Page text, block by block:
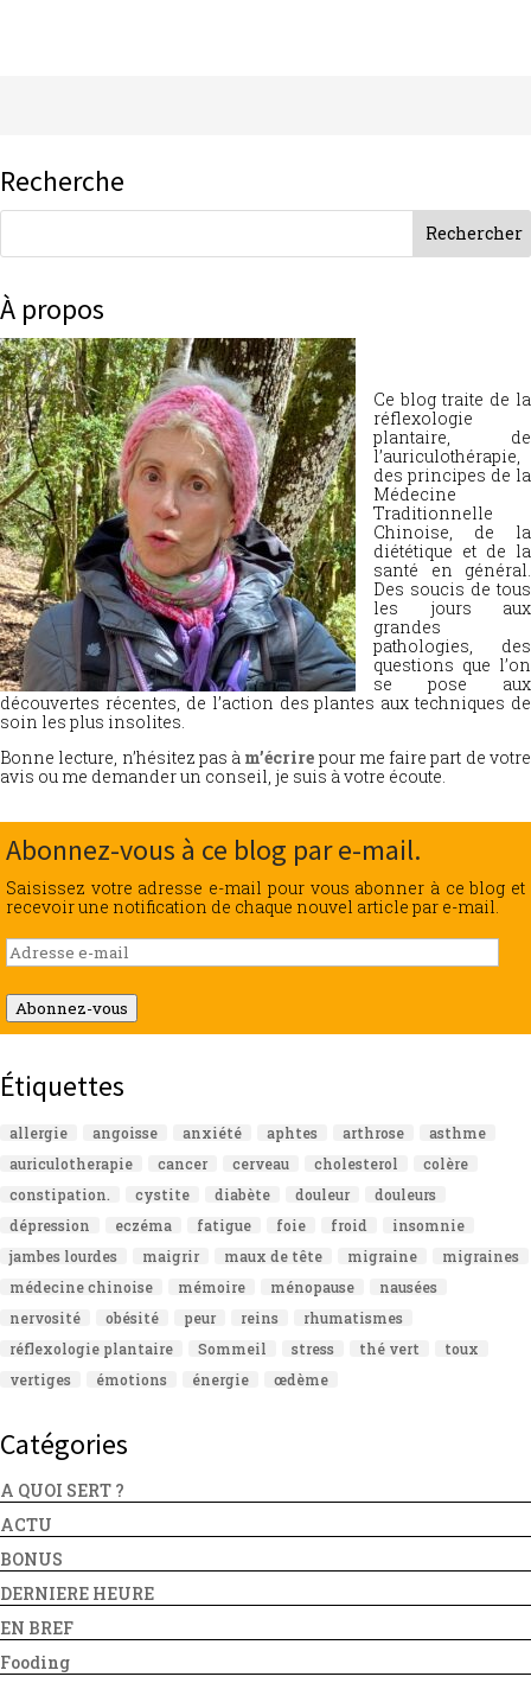
Recherche
À propos
Ce blog traite de la
réflexologie
plantaire, de
l’auriculothérapie,
des principes de la
Médecine
Traditionnelle
Chinoise, de la
diététique et de la
santé en général.
Des soucis de tous
les jours aux
grandes
pathologies, des
questions que l’on
se pose aux
découvertes récentes, de l’action des plantes aux techniques de
soin les plus insolites.
Bonne lecture, n’hésitez pas à m’écrire pour me faire part de votre
avis ou me demander un conseil, je suis à votre écoute.
Abonnez-vous à ce blog par e-mail.
Saisissez votre adresse e-mail pour vous abonner à ce blog et
recevoir une notification de chaque nouvel article par e-mail.
Adresse
e-
mail
Abonnez-vous
Étiquettes
allergie angoisse anxiété aphtes arthrose
asthme
auriculotherapie
cancer cerveau cholesterol
colère
constipation.
cystite diabète douleur
douleurs
dépression
eczéma fatigue foie froid
insomnie
jambes lourdes
maigrir maux de tête migraine
migraines
médecine chinoise
mémoire ménopause
nausées
nervosité
obésité peur reins
rhumatismes
réflexologie plantaire
Sommeil stress thé vert
toux
vertiges
émotions énergie œdème
Catégories
A QUOI SERT ?
ACTU
BONUS
DERNIERE HEURE
EN BREF
Fooding